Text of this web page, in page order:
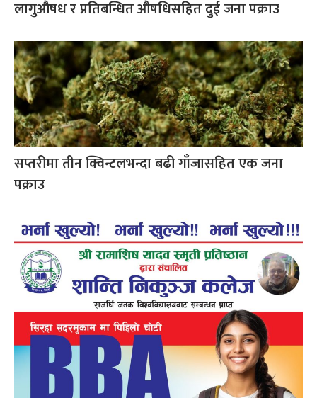
लागुऔषध र प्रतिबन्धित औषधिसहित दुई जना पक्राउ
सप्तरीमा तीन क्विन्टलभन्दा बढी गाँजासहित एक जना
पक्राउ